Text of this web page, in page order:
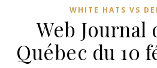
WHITE HATS VS
Web Journal
Québec du 10